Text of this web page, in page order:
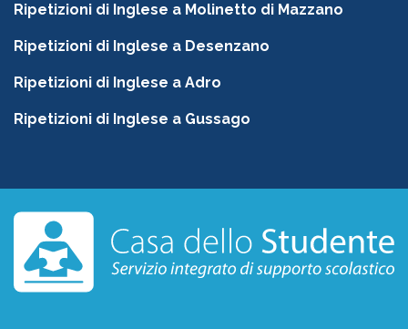
Ripetizioni di Inglese a Molinetto di Mazzano
Ripetizioni di Inglese a Desenzano
Ripetizioni di Inglese a Adro
Ripetizioni di Inglese a Gussago